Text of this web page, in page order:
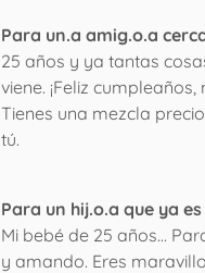
Para un.a amig.o.a
25 años y ya tantas
viene. ¡Feliz
Tienes una mezcla
tú.
Para un hij.o.a que ya
Mi bebé de 25 años…
y amando. Eres